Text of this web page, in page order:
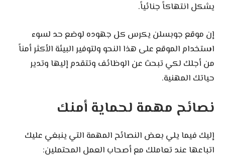
يشكل انتهاكاً جنائياً.
إن موقع جوبسلن يكرس كل جهوده لوضع حد لسوء
استخدام الموقع على هذا النحو ولتوفير البيئة الأكثر أمناً
من أجلك لكي تبحث عن الوظائف وتتقدم إليها وتدير
حياتك المهنية.
نصائح مهمة لحماية أمنك
إليك فيما يلي بعض النصائح المهمة التي ينبغي عليك
اتباعها عند تعاملك مع أصحاب العمل المحتملين: